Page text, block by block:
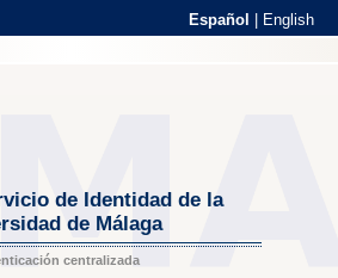
Español English
de Identidad de la
de Málaga
centralizada